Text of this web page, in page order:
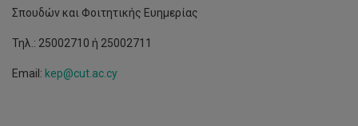
Σπουδών και Φοιτητικής Ευημερίας
Τηλ.: 25002710 ή 25002711
Email: kep@cut.ac.cy